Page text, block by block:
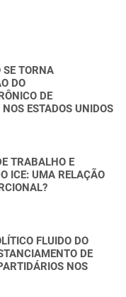
SE TORNA
DO
DE
ESTADOS UNIDOS
TRABALHO E
ICE: UMA RELAÇÃO
FLUIDO DO
DE
NOS